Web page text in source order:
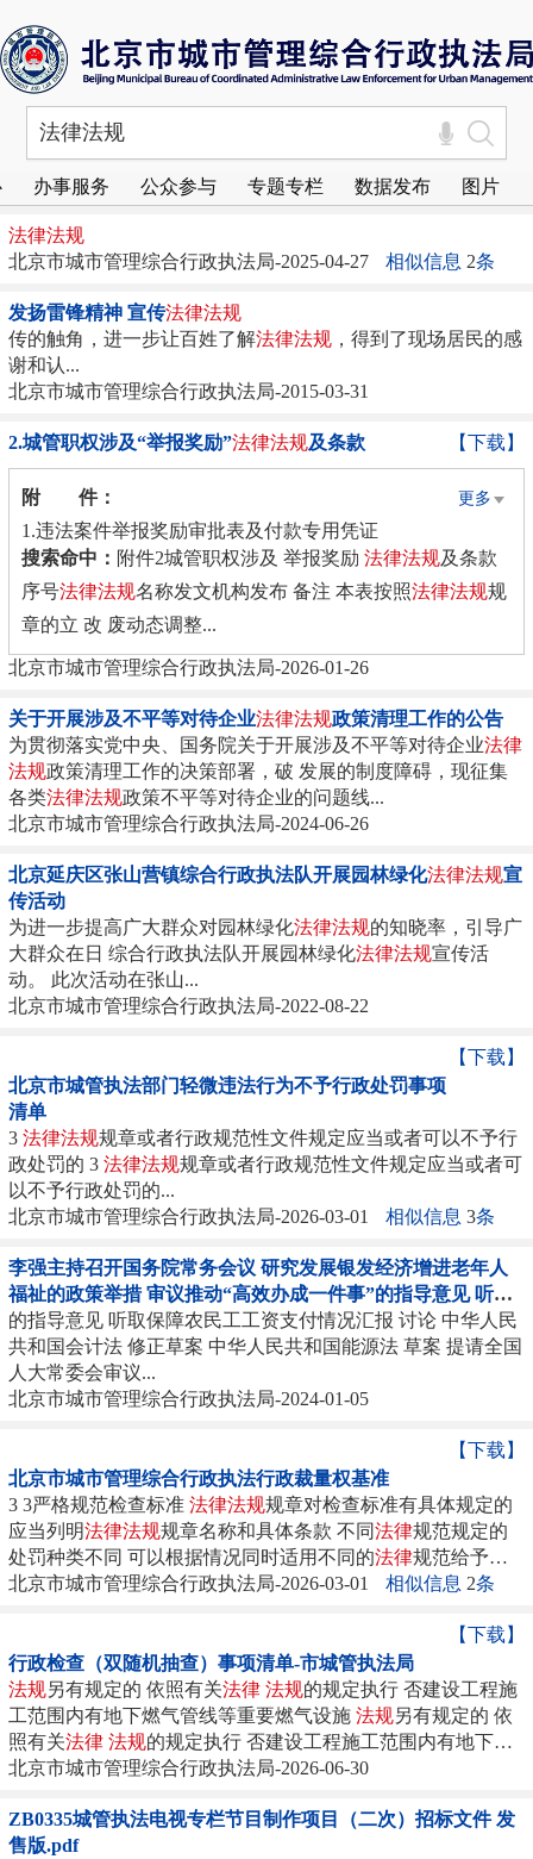
办事服务 公众参与 专题专栏 数据发布 图片
法律法规
北京市城市管理综合行政执法局-2025-04-27
相似信息 2条
发扬雷锋精神 宣传法律法规
传的触角，进一步让百姓了解法律法规 ，得到了现场居民的感
谢和认...
北京市城市管理综合行政执法局-2015-03-31
【下载】
2.城管职权涉及“举报奖励”法律法规及条款
附 件： 更多
1.违法案件举报奖励审批表及付款专用凭证
2.城管职权涉及“举报奖励”法律法规及条款
搜索命中： 附件2城管职权涉及 举报奖励 法律法规及条款
序号法律法规名称发文机构发布 备注 本表按照法律法规规
章的立 改 废动态调整...
北京市城市管理综合行政执法局-2026-01-26
关于开展涉及不平等对待企业法律法规政策清理工作的公告
为贯彻落实党中央、国务院关于开展涉及不平等对待企业法律
法规政策清理工作的决策部署，破 发展的制度障碍，现征集
各类法律法规政策不平等对待企业的问题线...
北京市城市管理综合行政执法局-2024-06-26
北京延庆区张山营镇综合行政执法队开展园林绿化法律法规宣
传活动
为进一步提高广大群众对园林绿化法律法规的知晓率，引导广
大群众在日 综合行政执法队开展园林绿化法律法规宣传活
动。 此次活动在张山...
北京市城市管理综合行政执法局-2022-08-22
【下载】
北京市城管执法部门轻微违法行为不予行政处罚事项
清单
3 法律法规规章或者行政规范性文件规定应当或者可以不予行
政处罚的 3 法律法规规章或者行政规范性文件规定应当或者可
以不予行政处罚的...
北京市城市管理综合行政执法局-2026-03-01
相似信息 3条
李强主持召开国务院常务会议 研究发展银发经济增进老年人
福祉的政策举措 审议推动“高效办成一件事”的指导意见 听取
保障农民工工资支付情况汇报 讨论《中华人民共和国会计法
（修正草案）》等法律法规
的指导意见 听取保障农民工工资支付情况汇报 讨论 中华人民
共和国会计法 修正草案 中华人民共和国能源法 草案 提请全国
人大常委会审议...
北京市城市管理综合行政执法局-2024-01-05
【下载】
北京市城市管理综合行政执法行政裁量权基准
3 3严格规范检查标准 法律法规规章对检查标准有具体规定的
应当列明法律法规规章名称和具体条款 不同法律规范规定的
处罚种类不同 可以根据情况同时适用不同的法律规范给予处
罚...
北京市城市管理综合行政执法局-2026-03-01 相似信息 2条
【下载】
行政检查（双随机抽查）事项清单-市城管执法局
法规另有规定的 依照有关法律 法规的规定执行 否建设工程施
工范围内有地下燃气管线等重要燃气设施 法规另有规定的 依
照有关法律 法规的规定执行 否建设工程施工范围内有地下燃
气管线等重要燃气设施...
北京市城市管理综合行政执法局-2026-06-30
ZB0335城管执法电视专栏节目制作项目（二次）招标文件 发
售版.pdf